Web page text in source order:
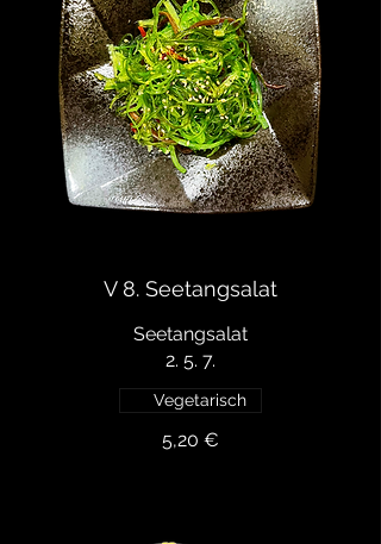
V 8. Seetangsalat
Seetangsalat
5,20 €
Vegetarisch